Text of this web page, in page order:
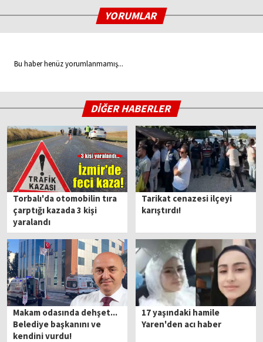
YORUMLAR
Bu haber henüz yorumlanmamış...
DİĞER HABERLER
Torbalı'da otomobilin tıra
çarptığı kazada 3 kişi
yaralandı
Tarikat cenazesi ilçeyi
karıştırdı!
Makam odasında dehşet...
Belediye başkanını ve
kendini vurdu!
17 yaşındaki hamile
Yaren'den acı haber